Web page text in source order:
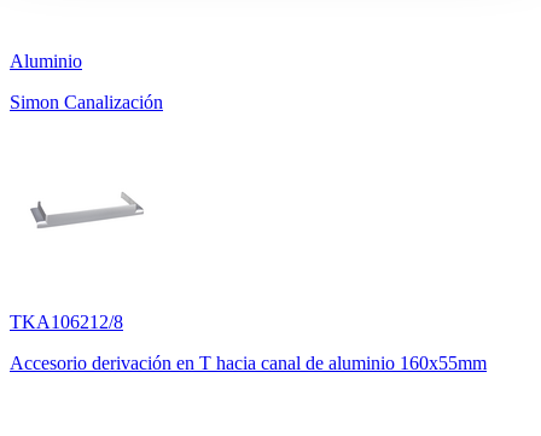
Aluminio
Simon Canalización
TKA106212/8
Accesorio derivación en T hacia canal de aluminio 160x55mm